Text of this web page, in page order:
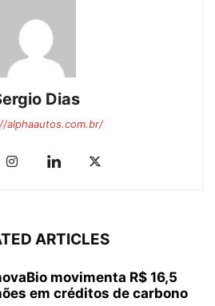
Dias
alphaautos.com.br/
ARTICLES
movimenta R$ 16,5
em créditos de carbono